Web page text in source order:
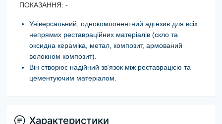
ПОКАЗАННЯ: -
Універсальний, однокомпонентний адгезив для всіх
непрямих реставраційних матеріалів (скло та
оксидна кераміка, метал, композит, армований
волокном композит).
Він створює надійний зв’язок між реставрацією та
цементуючим матеріалом.
Характеристики